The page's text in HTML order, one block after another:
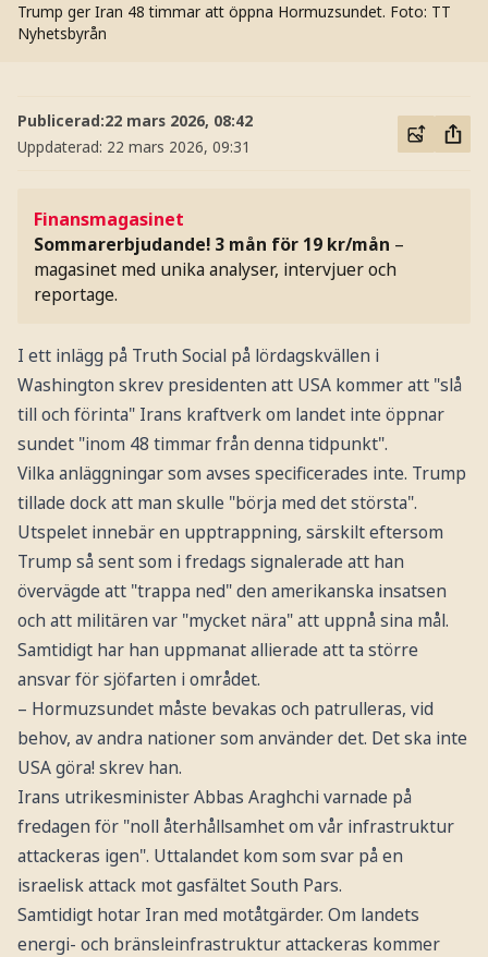
Trump ger Iran 48 timmar att öppna Hormuzsundet. Foto: TT
Nyhetsbyrån
Publicerad:22 mars 2026, 08:42
Uppdaterad: 22 mars 2026, 09:31
Finansmagasinet
Sommarerbjudande! 3 mån för 19 kr/mån –
magasinet med unika analyser, intervjuer och
reportage.
I ett inlägg på Truth Social på lördagskvällen i
Washington skrev presidenten att USA kommer att "slå
till och förinta" Irans kraftverk om landet inte öppnar
sundet "inom 48 timmar från denna tidpunkt".
Vilka anläggningar som avses specificerades inte. Trump
tillade dock att man skulle "börja med det största".
Utspelet innebär en upptrappning, särskilt eftersom
Trump så sent som i fredags signalerade att han
övervägde att "trappa ned" den amerikanska insatsen
och att militären var "mycket nära" att uppnå sina mål.
Samtidigt har han uppmanat allierade att ta större
ansvar för sjöfarten i området.
– Hormuzsundet måste bevakas och patrulleras, vid
behov, av andra nationer som använder det. Det ska inte
USA göra! skrev han.
Irans utrikesminister Abbas Araghchi varnade på
fredagen för "noll återhållsamhet om vår infrastruktur
attackeras igen". Uttalandet kom som svar på en
israelisk attack mot gasfältet South Pars.
Samtidigt hotar Iran med motåtgärder. Om landets
energi- och bränsleinfrastruktur attackeras kommer